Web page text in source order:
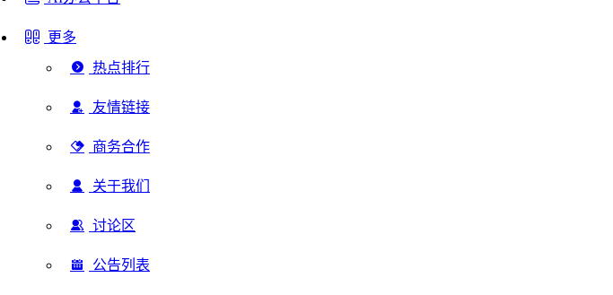
更多
热点排行
友情链接
商务合作
关于我们
讨论区
公告列表